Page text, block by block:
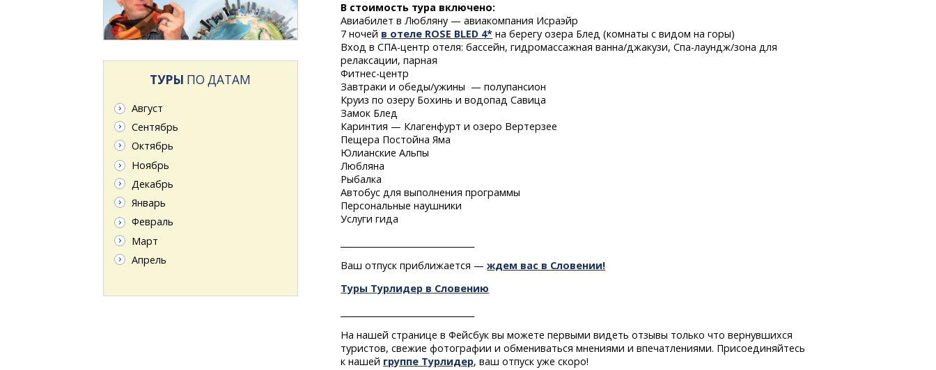
В стоимость тура включено:
Авиабилет в Любляну — авиакомпания Исраэйр
7 ночей в отеле ROSE BLED 4* на берегу озера Блед (комнаты с видом на горы)
Входв СПА-центр отеля: бассейн, гидромассажная ванна/джакузи,Спа-лаундж/зона для
релаксации, парная
Фитнес-центр
Завтраки и обеды/ужины — полупансион
Круиз по озеру Бохинь и водопад Савица
Замок Блед
Каринтия — Клагенфурт и озеро Вертерзее
Пещера Постойна Яма
Юлианские Альпы
Любляна
Рыбалка
Автобус для выполнения программы
Персональные наушники
Услуги гида
Ваш отпуск приближается —ждем вас в Словении!
Туры Турлидер в Словению
На нашей странице в Фейсбук вы можете первыми видеть отзывы только что вернувшихся
туристов, свежие фотографии и обмениваться мнениями и впечатлениями. Присоединяйтесь
к нашей группе Турлидер, ваш отпуск уже скоро!
ТУРЫ ПО ДАТАМ
Август
Сентябрь
Октябрь
Ноябрь
Декабрь
Январь
Февраль
Март
Апрель